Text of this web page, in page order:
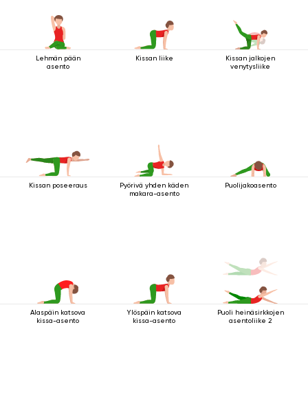
Lehmän pään
asento
Kissan liike
Kissan jalkojen
venytysliike
Kissan poseeraus
Pyörivä yhden käden
makara-asento
Puolijakoasento
Alaspäin katsova
kissa-asento
Ylöspäin katsova
kissa-asento
Puoli heinäsirkkojen
asentoliike 2